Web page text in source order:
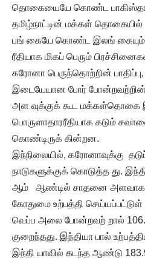
தொகையையே கொண்ட
தமிழ்நாட்டின் மக்கள் தொகையில்
பங் கையே கொண்ட இலங் கையும்
ரீதியாக மிகப் பெரும்
கரோனா பெருந்தொற்றின்
இடையேயான போர் போன்றவற்றின்
அள வுக்குக் கூட மக்கள்தொகை
பொருளாதாரரீதியாக கடும்
கொண்டிருக் கின்றன.
இந்நிலையில், கரோனாவுக்கு
நாடுகளுக்குக் கொடுத்த து.
ஆம் ஆண்டில் சாதனை அளவாக
கோதுமை உற்பத்தி
வெப்ப அலை போன்றவற் றால்
குறைந்தது. இந்தியா பால்
இந்தி யாவில் கடந்த ஆண்டு